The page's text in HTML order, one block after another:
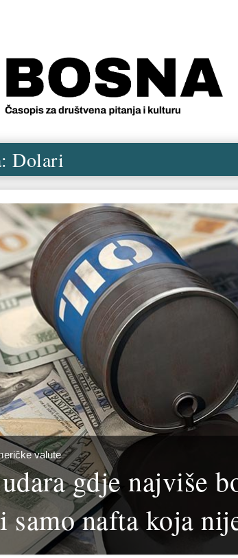
Dolari
valute
gdje najviše
samo nafta koja